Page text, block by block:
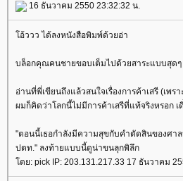
16 ธันวาคม 2550 23:32:32 น.
อ้ววว ได้ลงหนังสือพิมพ์ด้วยอ่า
บล็อกคุณคนชายขอบเต็มไปด้วยสาระแบบสุดๆ
อ่านที่พี่เขียนถึงแล้วสนใจเรื่องการค้าเสรี (เพร
ผมก็คิดว่าโลกนี้ไม่มีการค้าเสรีที่แท้จริงหรอก
"ตอนนี้เธอกำลังมีความสุขกับคำตัดสินของศา
ปตท." ลงท้ายแบบนี้ดูน่าขนลุกพิลึก
ดย: pick IP: 203.131.217.33 17 ธันวาคม